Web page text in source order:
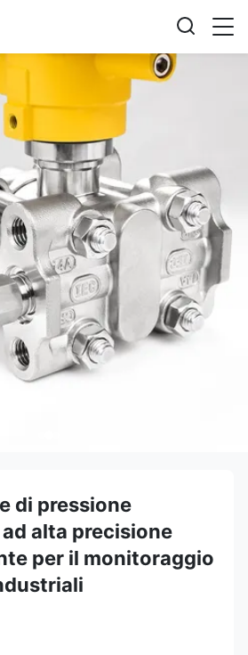
di pressione
alta precisione
per il monitoraggio